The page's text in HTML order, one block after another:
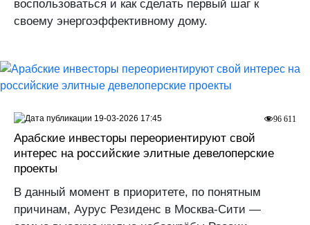
воспользоваться и как сделать первый шаг к
своему энергоэффективному дому.
Арабские инвесторы переориентируют свой
интерес на российские элитные девелоперские
проекты
В данный момент в приоритете, по понятным
причинам, Аурус Резиденс в Москва-Сити —
96 611
19-03-2026 17:45